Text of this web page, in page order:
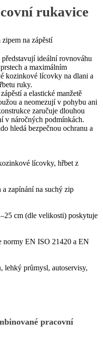
rukavice
na zápěstí
ideální rovnováhu
a maximálním
kozinkové lícovky na dlani a
ruky.
a elastické manžetě
a neomezují v pohybu ani
zaručuje dlouhou
v náročných podmínkách.
hledá bezpečnou ochranu a
lícovky, hřbet z
a zapínání na suchý zip
cm (dle velikosti) poskytuje
normy EN ISO 21420 a EN
lehký průmysl, autoservisy,
pracovní